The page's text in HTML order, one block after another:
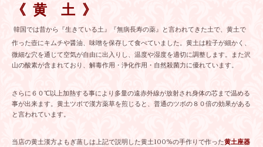
《 黄 土 》
韓国では昔から『生きている土』『無病長寿の薬』と言われてきた土で、 黄土で
作った壺にキムチや醤油、味噌を保存して食べていました。 黄土は粒子が細かく、
微細な穴を通じて空気が自由に出入りし、温度や湿度を適切に調整します。また沢
山の酸素が含まれており、解毒作用・浄化作用・自然殺菌力に優れています。
さらに６０℃以上加熱する事により多量の遠赤外線が放射され身体の芯まで温める
事が出来ます。 黄土ツボで漢方薬草を煎じると、普通のツボの８０倍の効果がある
と言われています。
当店の黄土漢方よもぎ蒸しは上記で説明した黄土100%の手作りで作った黄土座器